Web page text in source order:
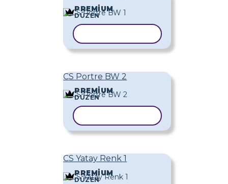
PREMIUM
DÜZEN
CS Portre BW 2
PREMIUM
DÜZEN
CS Yatay Renk 1
PREMIUM
DÜZEN